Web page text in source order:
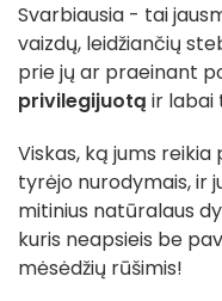
Svarbiausia - tai
vaizdų, leidžiančių
prie jų ar praeinant
privilegijuotą ir labai
Viskas, ką jums
tyrėjo nurodymais, ir
mitinius natūralaus
kuris neapsieis be
mėsėdžių rūšimis!